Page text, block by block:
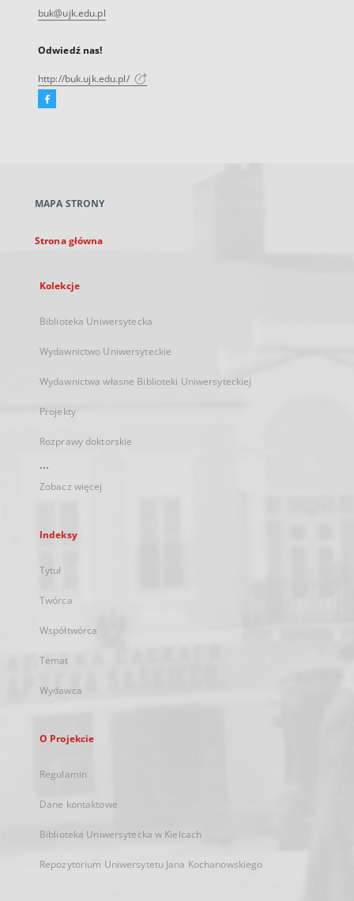
buk@ujk.edu.pl
Odwiedź nas!
http://buk.ujk.edu.pl/
Facebook
karcie
MAPA STRONY
Strona główna
Kolekcje
Biblioteka Uniwersytecka
Wydawnictwo Uniwersyteckie
Wydawnictwa własne Biblioteki Uniwersyteckiej
Projekty
Rozprawy doktorskie
...
Zobacz więcej
Indeksy
Tytuł
Twórca
Współtwórca
Temat
Wydawca
O Projekcie
Regulamin
Dane kontaktowe
Biblioteka Uniwersytecka w Kielcach
Repozytorium Uniwersytetu Jana Kochanowskiego